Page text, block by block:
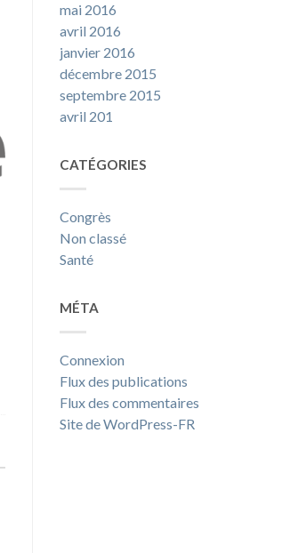
mai 2016
avril 2016
janvier 2016
décembre 2015
septembre 2015
avril 201
CATÉGORIES
Congrès
Non classé
Santé
MÉTA
Connexion
Flux des publications
Flux des commentaires
Site de WordPress-FR